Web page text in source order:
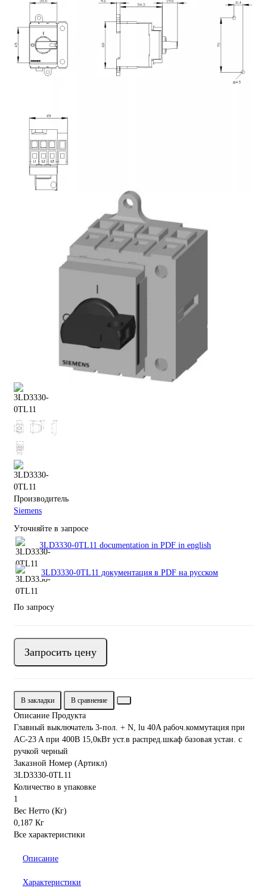
Производитель
Siemens
Уточняйте в запросе
3LD3330-0TL11 documentation in PDF in english
3LD3330-0TL11 документация в PDF на русском
По запросу
Запросить цену
В закладки В сравнение
Описание Продукта
Главный выключатель 3-пол. + N, lu 40A рабоч.коммутация при
AC-23 A при 400В 15,0кВт уст.в распред.шкаф базовая устан. с
ручкой черный
Заказной Номер (Артикл)
3LD3330-0TL11
Количество в упаковке
1
Вес Нетто (Кг)
0,187 Кг
Все характеристики
Описание
Характеристики